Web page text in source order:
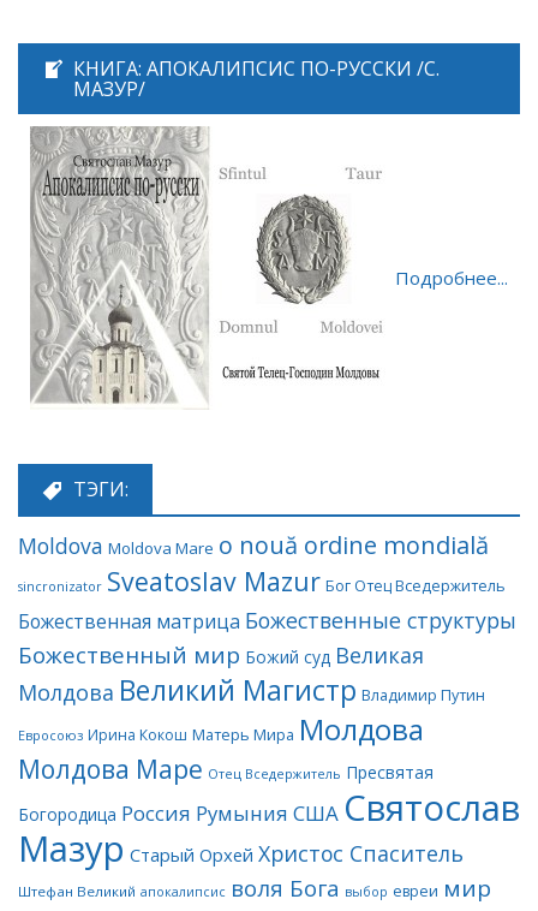
КНИГА: АПОКАЛИПСИС ПО-РУССКИ /С.
МАЗУР/
Подробнее...
ТЭГИ:
Moldova Moldova Mare o nouă ordine mondială
sincronizator Sveatoslav Mazur Бог Отец Вседержитель
Божественная матрица Божественные структуры
Божественный мир Божий суд Великая
Молдова Великий Магистр Владимир Путин
Евросоюз Ирина Кокош Матерь Мира Молдова
Молдова Маре Отец Вседержитель Пресвятая
Богородица Россия Румыния США Святослав
Мазур Старый Орхей Христос Спаситель
Штефан Великий апокалипсис воля Бога выбор евреи мир